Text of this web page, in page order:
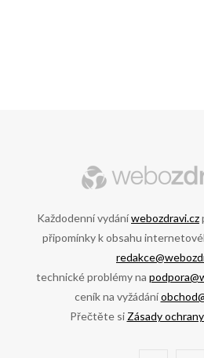
Každodenní vydáníwebozdravi.cz
připomínky k obsahu
technické problémy na
ceník na vyžádání
Přečtěte si Zásady